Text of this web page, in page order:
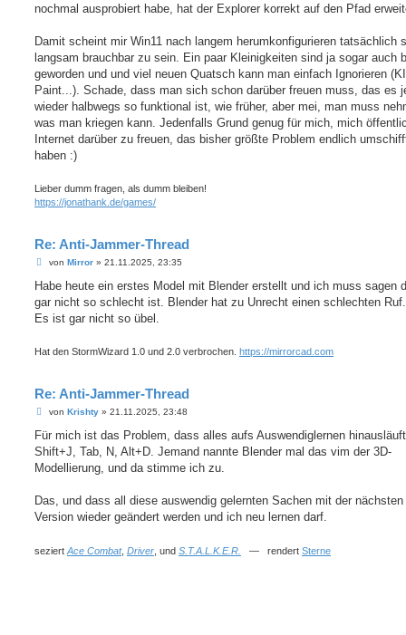
nochmal ausprobiert habe, hat der Explorer korrekt auf den Pfad
Damit scheint mir Win11 nach langem herumkonfigurieren tatsächlich
langsam brauchbar zu sein. Ein paar Kleinigkeiten sind ja sogar auch
geworden und und viel neuen Quatsch kann man einfach Ignorieren
Paint...). Schade, dass man sich schon darüber freuen muss, das es
wieder halbwegs so funktional ist, wie früher, aber mei, man muss
was man kriegen kann. Jedenfalls Grund genug für mich, mich
Internet darüber zu freuen, das bisher größte Problem endlich
haben :)
Lieber dumm fragen, als dumm bleiben!
https://jonathank.de/games/
Re: Anti-Jammer-Thread
B
i
r
a
von Mirror» 21.11.2025, 23:35
Habe heute ein erstes Model mit Blender erstellt und ich muss sagen
gar nicht so schlecht ist. Blender hat zu Unrecht einen schlechten Ruf.
Es ist gar nicht so übel.
Hat den StormWizard 1.0 und 2.0 verbrochen. https://mirrorcad.com
Re: Anti-Jammer-Thread
B
i
r
a
von Krishty» 21.11.2025, 23:48
Für mich ist das Problem, dass alles aufs Auswendiglernen
Shift+J, Tab, N, Alt+D. Jemand nannte Blender mal das vim der 3D-
Modellierung, und da stimme ich zu.
Das, und dass all diese auswendig gelernten Sachen mit der nächsten
Version wieder geändert werden und ich neu lernen darf.
seziert Ace Combat, Driver , und S.T.A.L.K.E.R. — rendert Sterne